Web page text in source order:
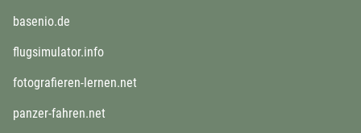
basenio.de
flugsimulator.info
fotografieren-lernen.net
panzer-fahren.net